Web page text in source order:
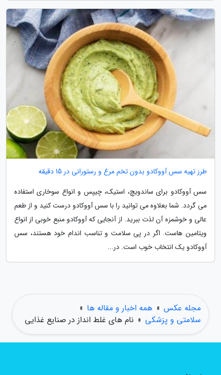
طرز تهیه سس آووکادو بدون تخم مرغ و رستورانی در 15 دقیقه
سس آووکادو برای ساندویچ، استیک، چیپس و انواع سوخاری استفاده
می گردد. شما بعلاوه می توانید را با سس آووکادو درست کنید و از طعم
عالی و خوشمزه آن لذت ببرید. از آنجایی که آووکادو منبع خوبی از انواع
ویتامین هاست. اگر در پی سلامت و تناسب اندام خود هستند، سس
آووکادو یک انتخاب خوب است. در...
مجله عکس » همه اخبار و مقاله ها »
سلامتی و پزشکی » نام های غلط انداز در صنایع غذایی